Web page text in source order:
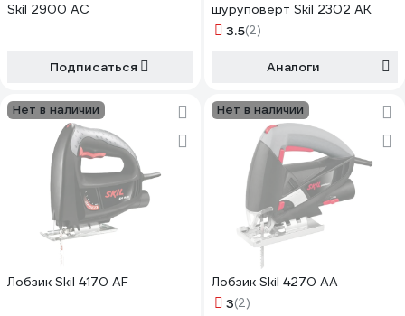
Skil 2900 AC
Подписаться
шуруповерт Skil 2302 AK
3.5(2)
Аналоги
Нет в наличии
Лобзик Skil 4170 AF
Нет в наличии
Лобзик Skil 4270 AA
3(2)